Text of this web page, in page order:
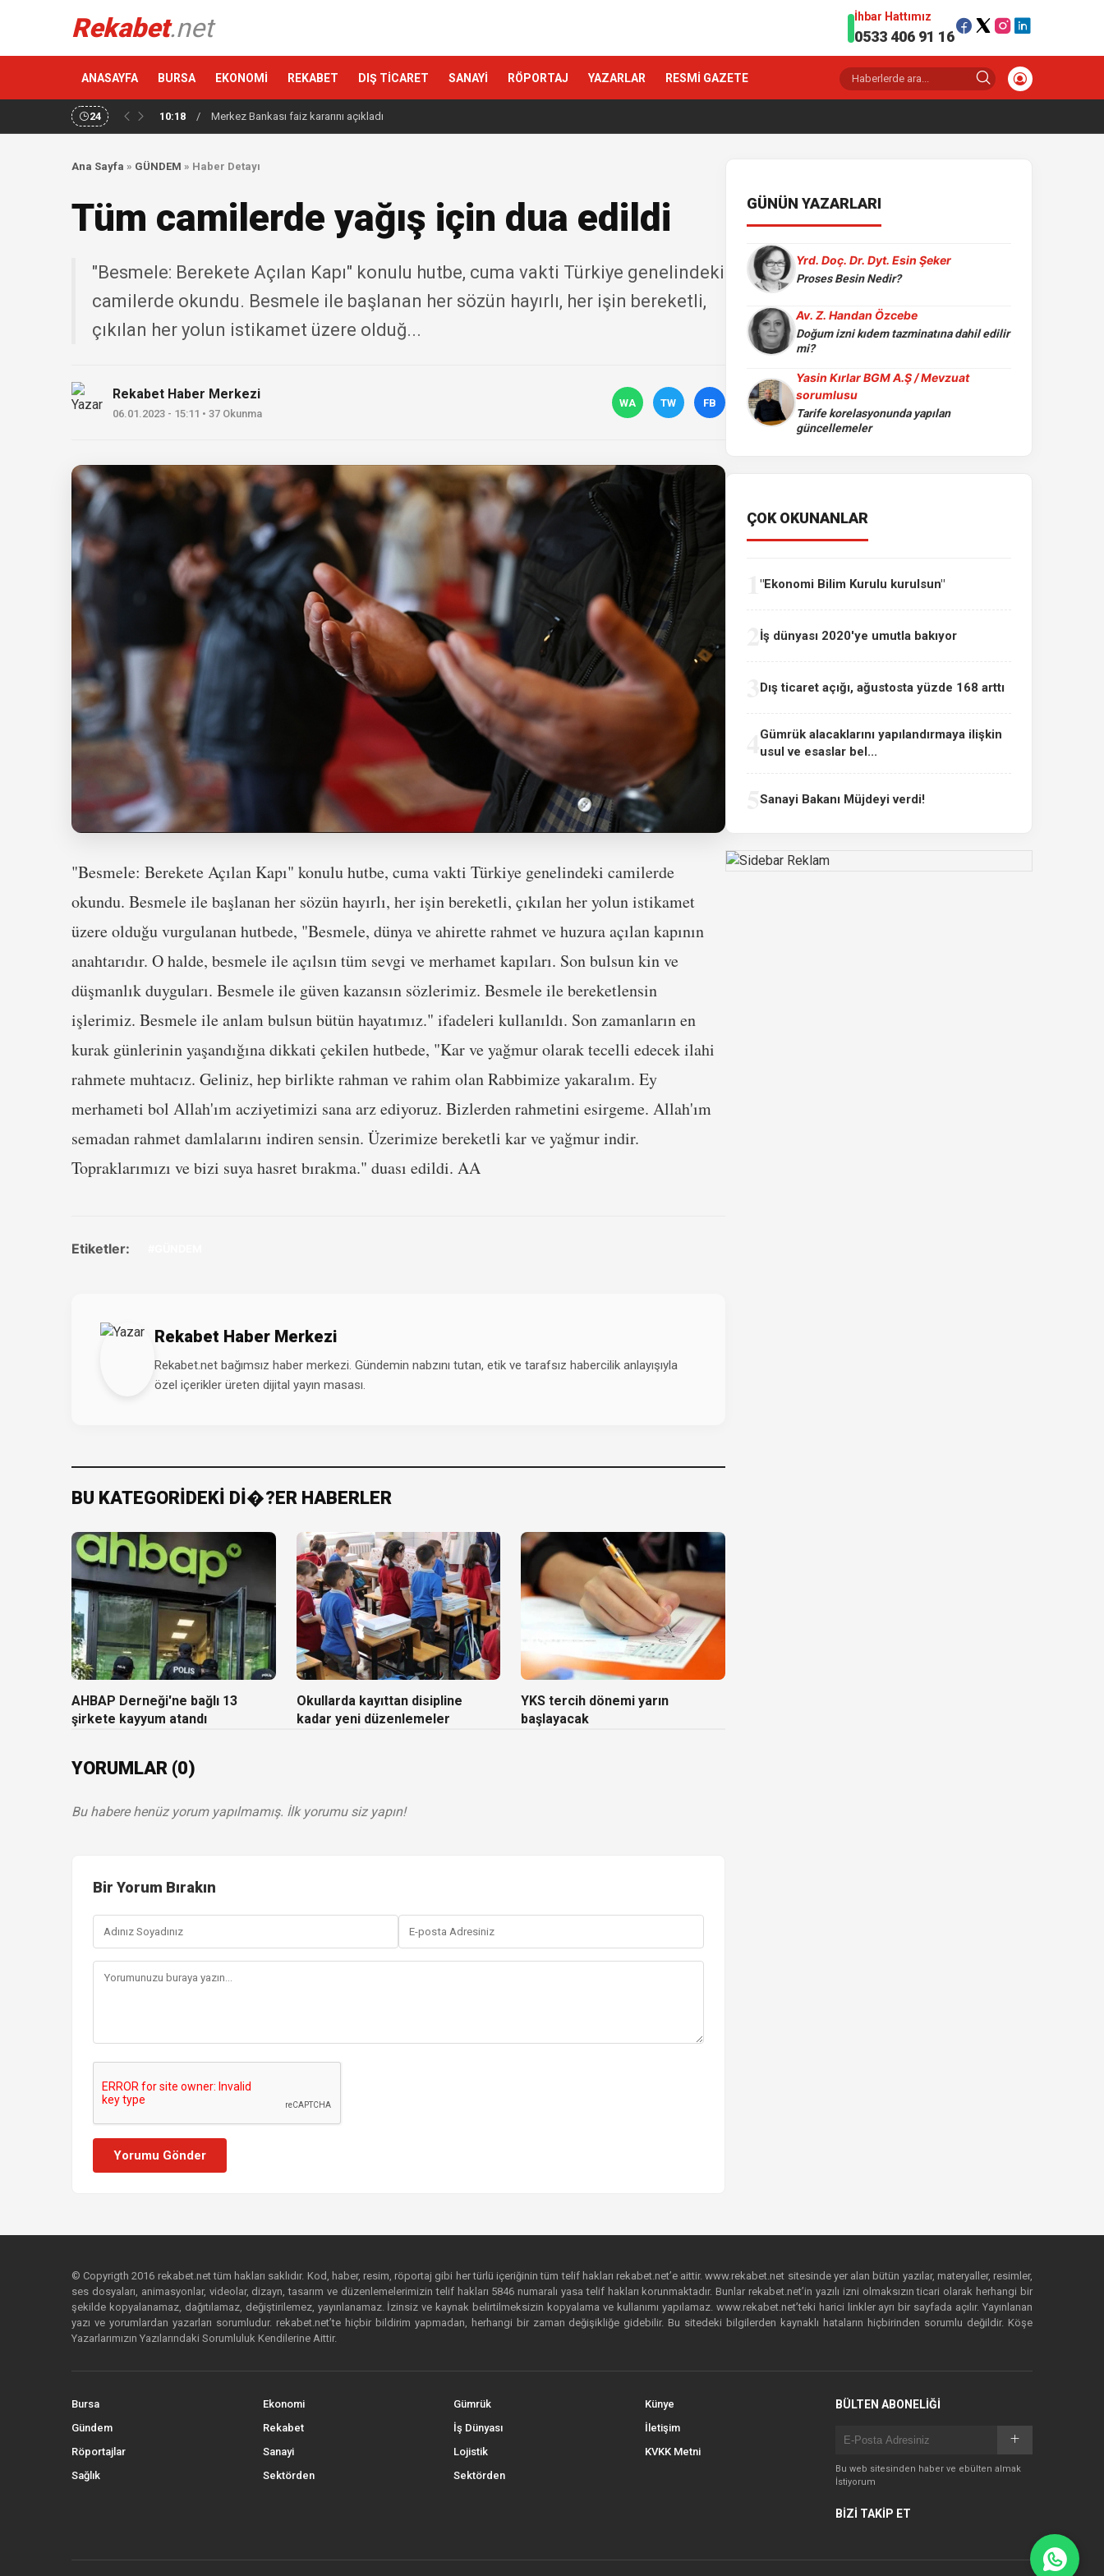
Rekabet.net İhbar Hattımız
0533 406 91 16
ANASAYFA BURSA EKONOMİ REKABET DIŞ TİCARET SANAYİ RÖPORTAJ YAZARLAR RESMİ GAZETE
24 10:18 / Merkez Bankası faiz kararını açıkladı
Ana Sayfa » GÜNDEM » Haber Detayı
Tüm camilerde yağış için dua edildi
"Besmele: Berekete Açılan Kapı" konulu hutbe, cuma vakti Türkiye genelindeki
camilerde okundu. Besmele ile başlanan her sözün hayırlı, her işin bereketli,
çıkılan her yolun istikamet üzere olduğ...
Rekabet Haber Merkezi
06.01.2023 - 15:11 • 37 Okunma
WA TW FB
"Besmele: Berekete Açılan Kapı" konulu hutbe, cuma vakti Türkiye genelindeki camilerde
okundu. Besmele ile başlanan her sözün hayırlı, her işin bereketli, çıkılan her yolun istikamet
üzere olduğu vurgulanan hutbede, "Besmele, dünya ve ahirette rahmet ve huzura açılan kapının
anahtarıdır. O halde, besmele ile açılsın tüm sevgi ve merhamet kapıları. Son bulsun kin ve
düşmanlık duyguları. Besmele ile güven kazansın sözlerimiz. Besmele ile bereketlensin
işlerimiz. Besmele ile anlam bulsun bütün hayatımız." ifadeleri kullanıldı. Son zamanların en
kurak günlerinin yaşandığına dikkati çekilen hutbede, "Kar ve yağmur olarak tecelli edecek ilahi
rahmete muhtacız. Geliniz, hep birlikte rahman ve rahim olan Rabbimize yakaralım. Ey
merhameti bol Allah'ım acziyetimizi sana arz ediyoruz. Bizlerden rahmetini esirgeme. Allah'ım
semadan rahmet damlalarını indiren sensin. Üzerimize bereketli kar ve yağmur indir.
Topraklarımızı ve bizi suya hasret bırakma." duası edildi. AA
Etiketler:
Rekabet Haber Merkezi
Rekabet.net bağımsız haber merkezi. Gündemin nabzını tutan, etik ve tarafsız habercilik anlayışıyla
özel içerikler üreten dijital yayın masası.
BU KATEGORİDEKİ Dİ�?ER HABERLER
AHBAP Derneği'ne bağlı 13
şirkete kayyum atandı
Okullarda kayıttan disipline
kadar yeni düzenlemeler
YKS tercih dönemi yarın
başlayacak
YORUMLAR (0)
Bu habere henüz yorum yapılmamış. İlk yorumu siz yapın!
Bir Yorum Bırakın
Yorumu Gönder
GÜNÜN YAZARLARI
Yrd. Doç. Dr. Dyt. Esin Şeker
Proses Besin Nedir?
Av. Z. Handan Özcebe
Doğum izni kıdem tazminatına dahil edilir
mi?
Yasin Kırlar BGM A.Ş / Mevzuat
sorumlusu
Tarife korelasyonunda yapılan
güncellemeler
ÇOK OKUNANLAR
"Ekonomi Bilim Kurulu kurulsun"
İş dünyası 2020'ye umutla bakıyor
Dış ticaret açığı, ağustosta yüzde 168 arttı
Gümrük alacaklarını yapılandırmaya ilişkin
usul ve esaslar bel...
Sanayi Bakanı Müjdeyi verdi!
© Copyrigth 2016 rekabet.net tüm hakları saklıdır. Kod, haber, resim, röportaj gibi her türlü içeriğinin tüm telif hakları rekabet.net’e aittir. www.rekabet.net sitesinde yer alan bütün yazılar, materyaller, resimler,
ses dosyaları, animasyonlar, videolar, dizayn, tasarım ve düzenlemelerimizin telif hakları 5846 numaralı yasa telif hakları korunmaktadır. Bunlar rekabet.net’in yazılı izni olmaksızın ticari olarak herhangi bir
şekilde kopyalanamaz, dağıtılamaz, değiştirilemez, yayınlanamaz. İzinsiz ve kaynak belirtilmeksizin kopyalama ve kullanımı yapılamaz. www.rekabet.net’teki harici linkler ayrı bir sayfada açılır. Yayınlanan
yazı ve yorumlardan yazarları sorumludur. rekabet.net’te hiçbir bildirim yapmadan, herhangi bir zaman değişikliğe gidebilir. Bu sitedeki bilgilerden kaynaklı hataların hiçbirinden sorumlu değildir. Köşe
Yazarlarımızın Yazılarındaki Sorumluluk Kendilerine Aittir.
Bursa
Gündem
Röportajlar
Sağlık
Ekonomi
Rekabet
Sanayi
Sektörden
Gümrük
İş Dünyası
Lojistik
Sektörden
Künye
İletişim
KVKK Metni
BÜLTEN ABONELİĞİ
Bu web sitesinden haber ve ebülten almak
İstiyorum
BİZİ TAKİP ET